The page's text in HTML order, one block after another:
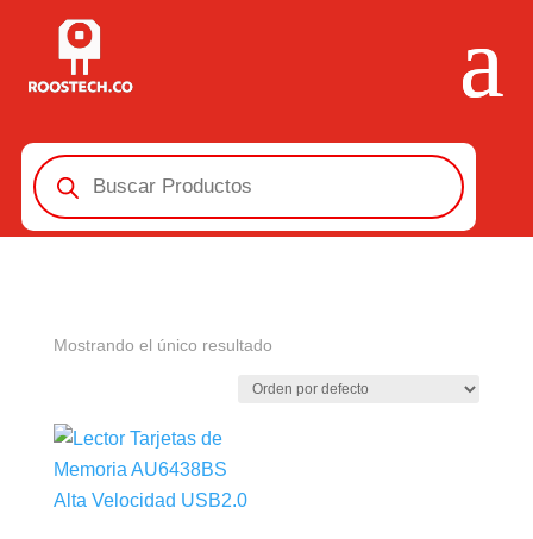
Búsqueda
de
productos
Mostrando el único resultado